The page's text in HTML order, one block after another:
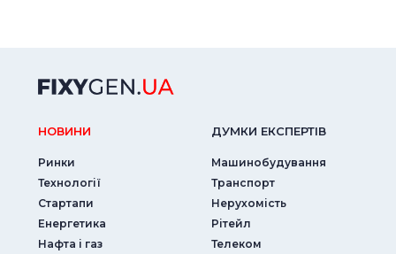
НОВИНИ
Ринки
Технології
Стартапи
Енергетика
Нафта і газ
ДУМКИ ЕКСПЕРТIВ
Машинобудування
Транспорт
Нерухомість
Рітейл
Телеком